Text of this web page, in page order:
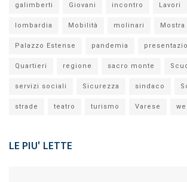
galimberti Giovani incontro Lavori
lombardia Mobilità molinari Mostra
Palazzo Estense pandemia
Quartieri regione sacro monte
servizi sociali Sicurezza sindaco
strade teatro turismo Varese
LE PIU' LETTE